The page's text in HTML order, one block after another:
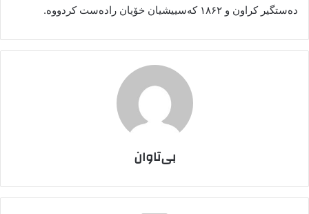
دەستگیر کراون و ۱۸۶۲ کەسییشیان خۆیان رادەست کردووە.
بی‌تاوان